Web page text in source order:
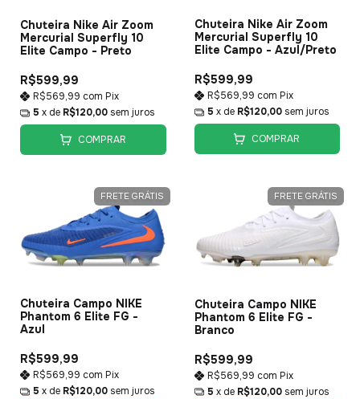
Chuteira Nike Air Zoom
Mercurial Superfly 10
Elite Campo - Preto
R$599,99
R$569,99 com Pix
5 x de R$120,00 sem juros
COMPRAR
Chuteira Nike Air Zoom
Mercurial Superfly 10
Elite Campo - Azul/Preto
R$599,99
R$569,99 com Pix
5 x de R$120,00 sem juros
COMPRAR
FRETE GRÁTIS
Chuteira Campo NIKE
Phantom 6 Elite FG -
Azul
R$599,99
R$569,99 com Pix
5 x de R$120,00 sem juros
FRETE GRÁTIS
Chuteira Campo NIKE
Phantom 6 Elite FG -
Branco
R$599,99
R$569,99 com Pix
5 x de R$120,00 sem juros